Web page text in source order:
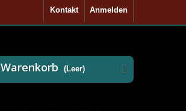
Anmelden
Kontakt
Warenkorb (Leer)